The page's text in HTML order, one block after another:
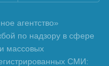
агентство»
по надзору в сфере
массовых
СМИ: